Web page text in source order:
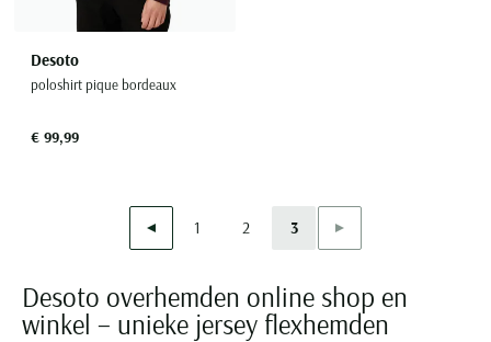
Desoto
poloshirt pique bordeaux
€ 99,99
Vorige
1 2
Current Page
3 Volgende
Desoto overhemden online shop en
winkel – unieke jersey flexhemden